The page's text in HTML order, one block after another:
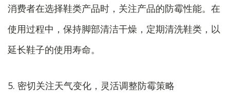
消费者在选择鞋类产品时，关注产品的防霉性能。在
使用过程中，保持脚部清洁干燥，定期清洗鞋类，以
延长鞋子的使用寿命。
5. 密切关注天气变化，灵活调整防霉策略